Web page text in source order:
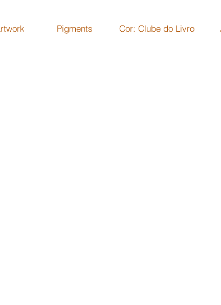
Pigments Cor: Clube do Livro